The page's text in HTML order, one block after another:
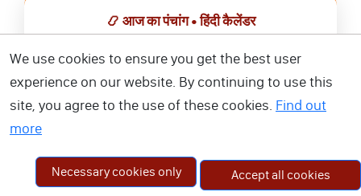
📿 आज का पंचांग • हिंदी कैलेंडर
📅 हिंदी कैलेंडर ऐप डाउनलोड करें
We use cookies to ensure you get the best user
experience on our website. By continuing to use this
site, you agree to the use of these cookies. Find out
more
Necessary cookies only Accept all cookies